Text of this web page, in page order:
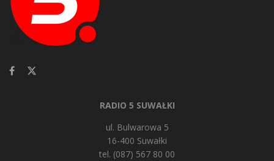
RADIO 5 SUWAŁKI
ul. Bulwarowa 5
16-400 Suwałki
tel. (087) 567 80 00